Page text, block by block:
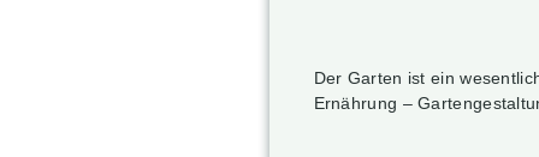
Der Garten ist ein
Ernährung –